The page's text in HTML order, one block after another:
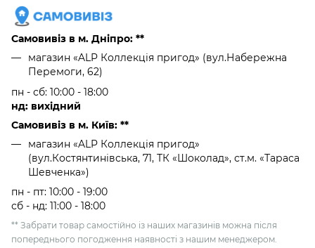
Самовивіз в м. Дніпро: **
магазин «ALP Коллекція пригод» (вул.Набережна
Перемоги, 62)
пн - сб: 10:00 - 18:00
нд: вихідний
Самовивіз в м. Київ: **
магазин «ALP Коллекція пригод»
(вул.Костянтинівська, 71, ТК «Шоколад», ст.м. «Тараса
Шевченка»)
пн - пт: 10:00 - 19:00
сб - нд: 11:00 - 18:00
** Забрати товар самостійно із наших магазинів можна після
попереднього погодження наявності з нашим менеджером.